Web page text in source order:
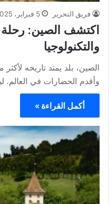
فريق التحرير 5 فبراير، 2025
اكتشف الصين: رحلة
والتكنولوجيا
الصين، بلد يمتد تاريخه
وأقدم الحضارات في العالم.
أكمل القراءة »